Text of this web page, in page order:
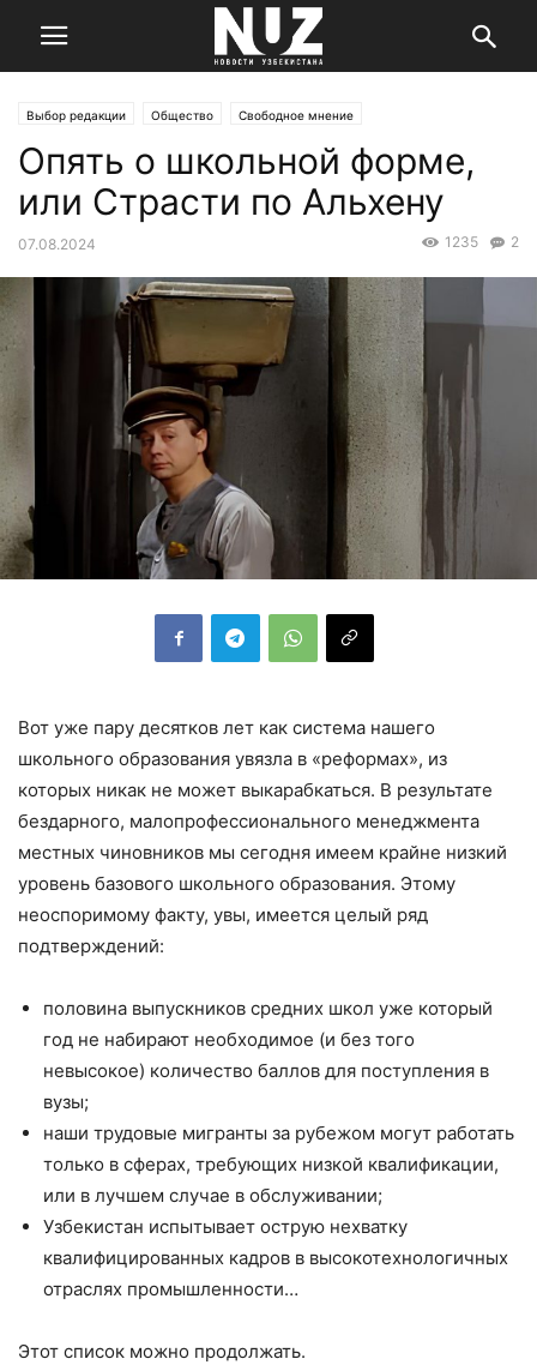
Выбор редакции Общество Свободное мнение
Опять о школьной форме,
или Страсти по Альхену
07.08.2024 2
1235
Вот уже пару десятков лет как система нашего
школьного образования увязла в «реформах», из
которых никак не может выкарабкаться. В результате
бездарного, малопрофессионального менеджмента
местных чиновников мы сегодня имеем крайне низкий
уровень базового школьного образования. Этому
неоспоримому факту, увы, имеется целый ряд
подтверждений:
половина выпускников средних школ уже который
год не набирают необходимое (и без того
невысокое) количество баллов для поступления в
вузы;
наши трудовые мигранты за рубежом могут работать
только в сферах, требующих низкой квалификации,
или в лучшем случае в обслуживании;
Узбекистан испытывает острую нехватку
квалифицированных кадров в высокотехнологичных
отраслях промышленности…
Этот список можно продолжать.